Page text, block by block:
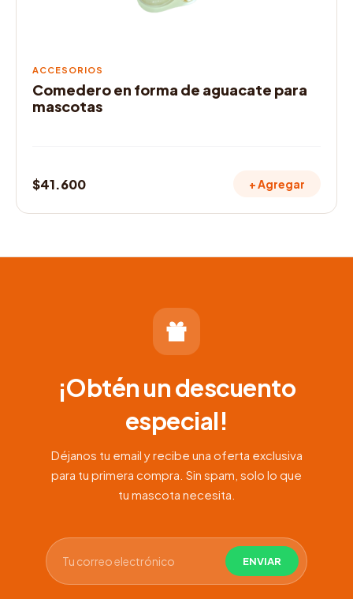
ACCESORIOS
Comedero en forma de aguacate para
mascotas
$41.600 + Agregar
¡Obtén un descuento
especial!
Déjanos tu email y recibe una oferta exclusiva
para tu primera compra. Sin spam, solo lo que
tu mascota necesita.